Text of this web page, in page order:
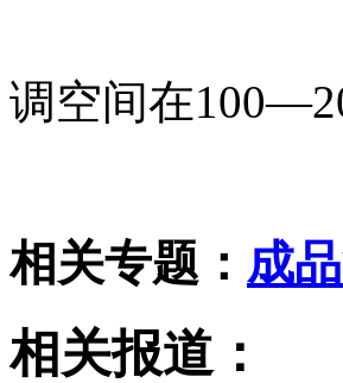
调空间在
相关专题： 成
相关报道：